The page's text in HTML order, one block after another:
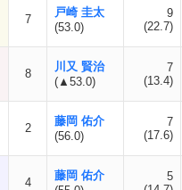
7
戸崎 圭太
(53.0)
9
(22.7)
8
川又 賢治
(▲53.0)
7
(13.4)
2
藤岡 佑介
(56.0)
7
(17.6)
4
藤岡 佑介
5